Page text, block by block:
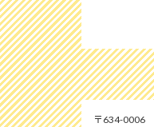
634-0006